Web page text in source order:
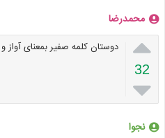
محمدرضا

32

دوستان کلمه صفیر بمعنای آواز
نجوا